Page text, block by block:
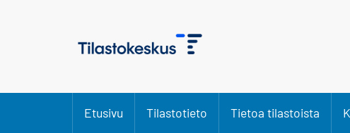
Etusivu Tilastotieto Tietoa tilastoista